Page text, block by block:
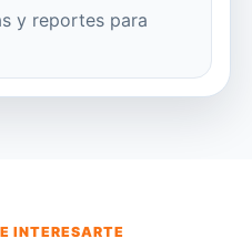
y reportes para
INTERESARTE